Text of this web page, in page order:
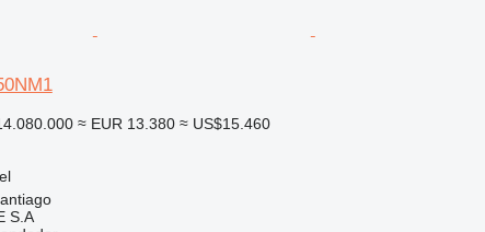
≈ EUR 13.380 ≈ US$15.460
S.A